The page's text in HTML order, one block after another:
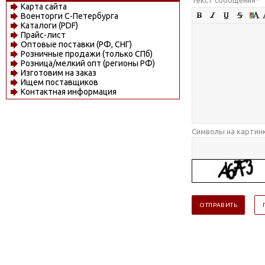
Карта сайта
Военторги С-Петербурга
Каталоги (PDF)
Прайс-лист
Оптовые поставки (РФ, СНГ)
Розничные продажи (только СПб)
Розница/мелкий опт (регионы РФ)
Изготовим на заказ
Ищем поставщиков
Контактная информация
Символы на